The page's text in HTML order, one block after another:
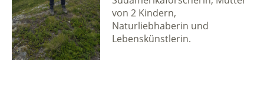
von 2 Kindern,
Naturliebhaberin und
Lebenskünstlerin.